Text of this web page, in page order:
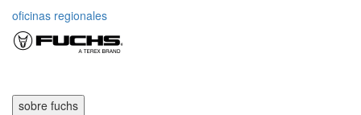
oficinas regionales
sobre fuchs